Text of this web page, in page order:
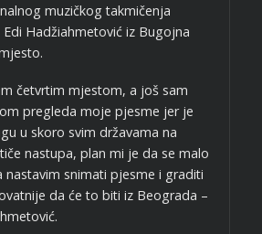
muzičkog takmičenja
Edi Hadžiahmetović iz Bugojna
četvrtim mjestom, a još sam
pregleda moje pjesme jer je
u skoro svim državama na
nastupa, plan mi je da se malo
snimati pjesme i graditi
da će to biti iz Beograda –